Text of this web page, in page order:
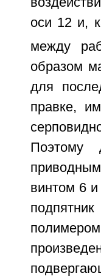
оси 12 и,
между
образом
для
правке,
Поэтому
винтом 6